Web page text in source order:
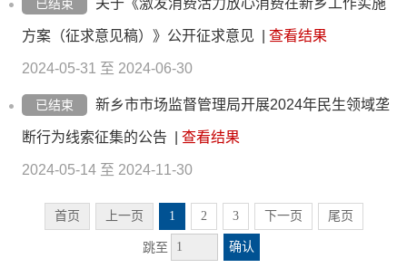
已结束 关于《激发消费活力放心消费在新乡工作实施
方案（征求意见稿）》公开征求意见 查看结果
2024-05-31 至 2024-06-30
已结束 新乡市市场监督管理局开展2024年民生领域垄
断行为线索征集的公告 查看结果
2024-05-14 至 2024-11-30
首页 上一页 1 2 3 下一页 尾页
跳至 确认